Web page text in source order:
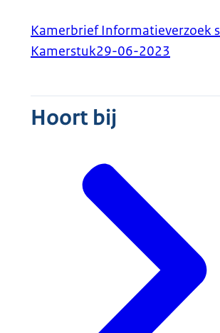
Kamerbrief Informatieverzoek
Kamerstuk29-06-2023
Hoort bij